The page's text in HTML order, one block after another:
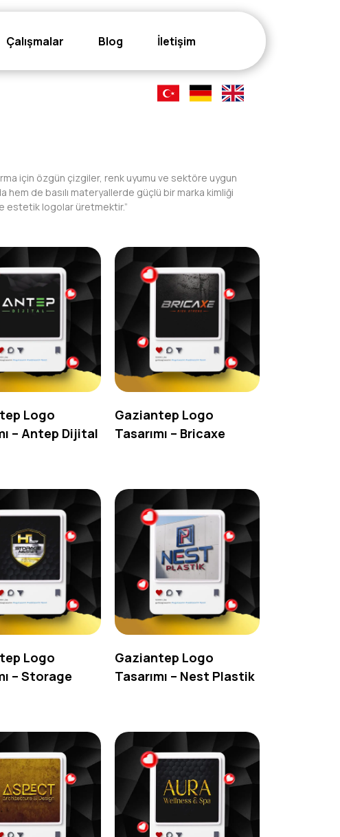
için özgün çizgiler, renk uyumu ve sektöre uygun
hem de basılı materyallerde güçlü bir marka kimliği
estetik logolar üretmektir.”
Logo
– Antep Dijital
Gaziantep Logo
Tasarımı – Bricaxe
Logo
– Storage
Gaziantep Logo
Tasarımı – Nest Plastik
Çalışmalar Blog İletişim